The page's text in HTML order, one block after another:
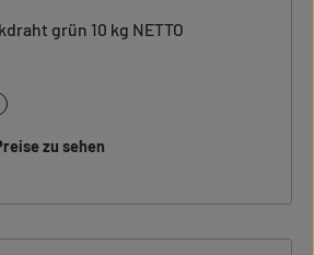
grün 10 kg NETTO
zu sehen